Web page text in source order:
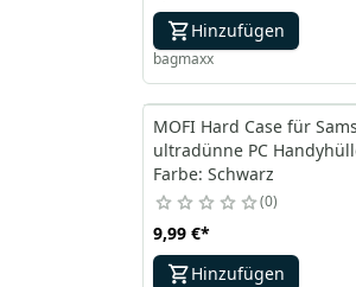
Hinzufügen
bagmaxx
MOFI Hard Case für
ultradünne PC
Farbe: Schwarz
0
9,99 €*
Hinzufügen